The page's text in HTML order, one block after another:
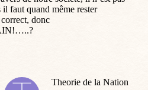
il faut quand même rester
donc
Theorie de la Nation